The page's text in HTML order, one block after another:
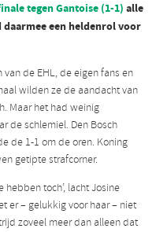
tegen Gantoise (1-1)alle
daarmee een heldenrol voor
van de EHL, de eigen fans en
wilden ze de aandacht van
Maar het had weinig
de schlemiel. Den Bosch
de 1-1 om de oren. Koning
getipte strafcorner.
hebben toch’, lacht Josine
er – gelukkig voor haar – niet
zoveel meer dan alleen dat